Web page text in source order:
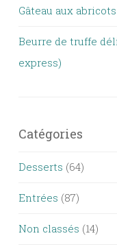
Gâteau aux
Beurre de truffe
express)
Catégories
Desserts (64)
Entrées (87)
Non classés (14)